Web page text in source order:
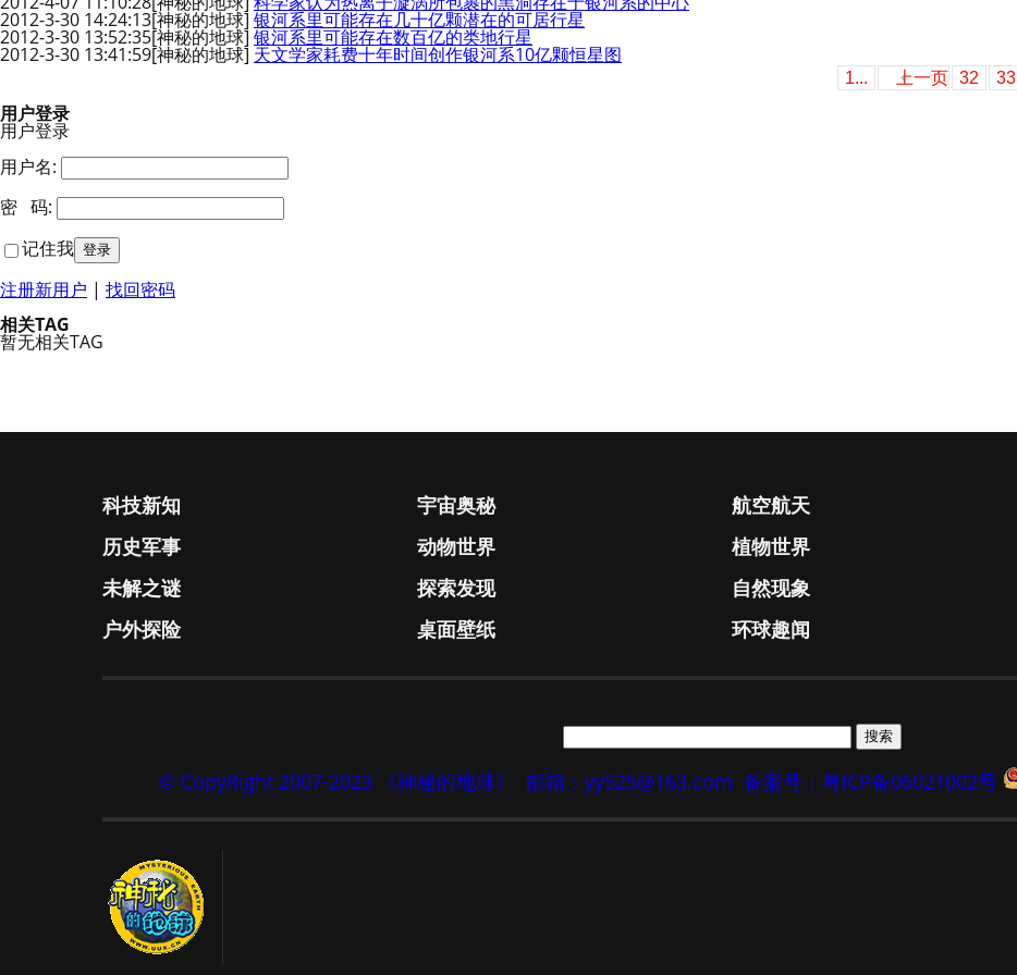
2012-3-30 14:24:13[神秘的地球] 银河系里可能存在几十亿颗潜在的可居行星
2012-3-30 13:52:35[神秘的地球] 银河系里可能存在数百亿的类地行星
2012-3-30 13:41:59[神秘的地球] 天文学家耗费十年时间创作银河系10亿颗恒星图
1... 上一页 32 33
用户登录
用户登录
用户名:
密 码:
记住我
注册新用户 | 找回密码
相关TAG
暂无相关TAG
科技新知 宇宙奥秘 航空航天
历史军事
动物世界 植物世界
未解之谜
探索发现 自然现象
户外探险
桌面壁纸 环球趣闻
© CopyRight 2007-2023 《神秘的地球》 邮箱：yy525@163.com 备案号：粤ICP备06021002号